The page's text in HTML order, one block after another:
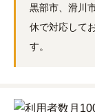
黒部市、滑川
休で対応して
す。